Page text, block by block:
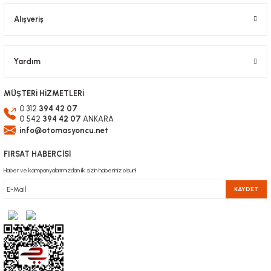
Alışveriş
Yardım
MÜŞTERİ HİZMETLERİ
0 312 394 42 07
0 542 394 42 07 ANKARA
info@otomasyoncu.net
FIRSAT HABERCİSİ
Haber ve kampanyalarımızdan ilk sizin haberiniz olsun!
KAYDET